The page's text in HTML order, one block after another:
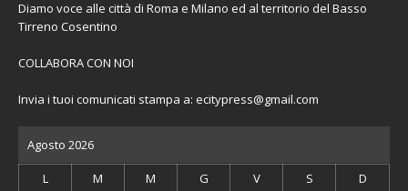
Diamo voce alle città di Roma e Milano ed al territorio del Basso
Tirreno Cosentino
COLLABORA CON NOI
Invia i tuoi comunicati stampa a: ecitypress@gmail.com
Agosto 2026
L M M G V S D